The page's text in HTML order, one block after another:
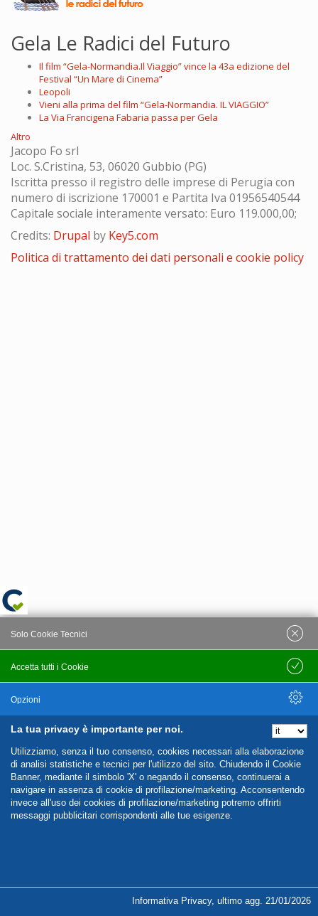
Gela Le Radici del Futuro
Il film “Gela-Normandia.Il Viaggio” vince la 43a edizione del
Festival “Un Mare di Cinema”
Leopoli
Vieni alla prima del film “Gela-Normandia. IL VIAGGIO”
La Via Francigena Fabaria passa per Gela
Altro
Jacopo Fo srl
Loc. S.Cristina, 53, 06020 Gubbio (PG)
Iscritta presso il registro delle imprese di Perugia con
numero di iscrizione 170001 e Partita Iva 01956540544
Capitale sociale interamente versato: Euro 119.000,00;
Credits: Drupal by Key5.com
Politica di trattamento dei dati personali e cookie policy
La tua privacy è importante per noi.
Utilizziamo, senza il tuo consenso, cookies necessari alla elaborazione
di analisi statistiche e tecnici per l'utilizzo del sito. Chiudendo il Cookie
Banner, mediante il simbolo 'X' o negando il consenso, continuerai a
navigare in assenza di cookie di profilazione/marketing. Acconsentendo
invece all'uso dei cookies di profilazione/marketing potremo offrirti
messaggi pubblicitari corrispondenti alle tue esigenze.
Accetta tutti i Cookie
Solo Cookie Tecnici
Salva
Opzioni
Nascondi Opzioni
Informativa Privacy, ultimo agg. 21/01/2026